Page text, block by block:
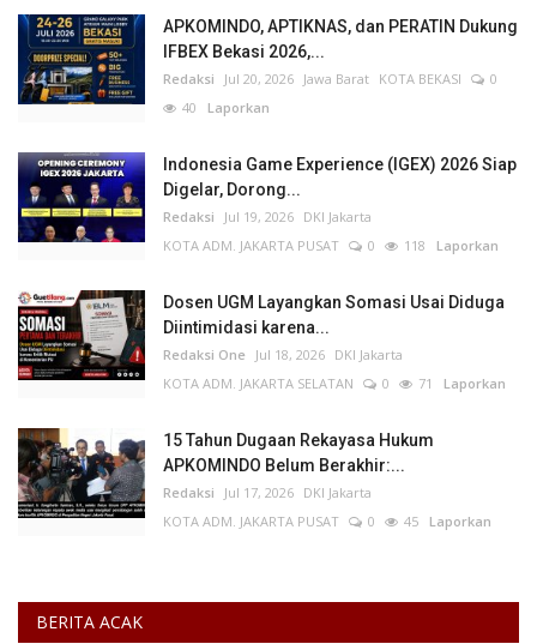
APKOMINDO, APTIKNAS, dan PERATIN Dukung
IFBEX Bekasi 2026,...
Redaksi Jul 20, 2026 Jawa Barat KOTA BEKASI
0
40 Laporkan
Indonesia Game Experience (IGEX) 2026 Siap
Digelar, Dorong...
Redaksi Jul 19, 2026 DKI Jakarta
KOTA ADM. JAKARTA PUSAT
0 118 Laporkan
Dosen UGM Layangkan Somasi Usai Diduga
Diintimidasi karena...
Redaksi One Jul 18, 2026 DKI Jakarta
KOTA ADM. JAKARTA SELATAN
0 71 Laporkan
15 Tahun Dugaan Rekayasa Hukum
APKOMINDO Belum Berakhir:...
Redaksi Jul 17, 2026 DKI Jakarta
KOTA ADM. JAKARTA PUSAT
0 45 Laporkan
BERITA ACAK